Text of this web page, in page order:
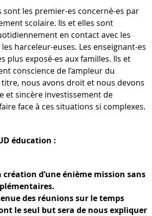
sont les premier-es concerné-es par
scolaire. Ils et elles sont
en contact avec les
harceleur-euses. Les enseignant-es
plus exposé-es aux familles. Ils et
conscience de l’ampleur du
titre, nous avons droit et nous devons
et sincère investissement de
face à ces situations si complexes.
éducation :
création d’une énième mission sans
des réunions sur le temps
le seul but sera de nous expliquer